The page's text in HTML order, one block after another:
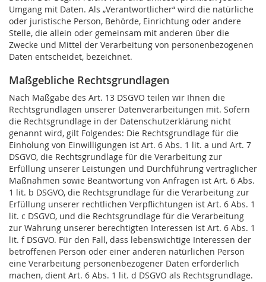
Umgang mit Daten. Als „Verantwortlicher“ wird die natürliche
oder juristische Person, Behörde, Einrichtung oder andere
Stelle, die allein oder gemeinsam mit anderen über die
Zwecke und Mittel der Verarbeitung von personenbezogenen
Daten entscheidet, bezeichnet.
Maßgebliche Rechtsgrundlagen
Nach Maßgabe des Art. 13 DSGVO teilen wir Ihnen die
Rechtsgrundlagen unserer Datenverarbeitungen mit. Sofern
die Rechtsgrundlage in der Datenschutzerklärung nicht
genannt wird, gilt Folgendes: Die Rechtsgrundlage für die
Einholung von Einwilligungen ist Art. 6 Abs. 1 lit. a und Art. 7
DSGVO, die Rechtsgrundlage für die Verarbeitung zur
Erfüllung unserer Leistungen und Durchführung vertraglicher
Maßnahmen sowie Beantwortung von Anfragen ist Art. 6 Abs.
1 lit. b DSGVO, die Rechtsgrundlage für die Verarbeitung zur
Erfüllung unserer rechtlichen Verpflichtungen ist Art. 6 Abs. 1
lit. c DSGVO, und die Rechtsgrundlage für die Verarbeitung
zur Wahrung unserer berechtigten Interessen ist Art. 6 Abs. 1
lit. f DSGVO. Für den Fall, dass lebenswichtige Interessen der
betroffenen Person oder einer anderen natürlichen Person
eine Verarbeitung personenbezogener Daten erforderlich
machen, dient Art. 6 Abs. 1 lit. d DSGVO als Rechtsgrundlage.